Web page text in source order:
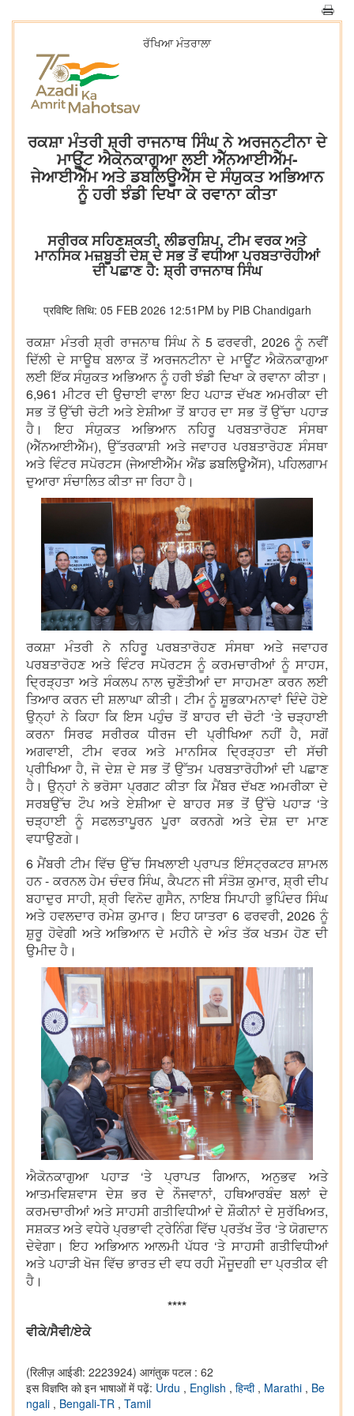
ਰੱਖਿਆ ਮੰਤਰਾਲਾ
ਰਕਸ਼ਾ ਮੰਤਰੀ ਸ਼੍ਰੀ ਰਾਜਨਾਥ ਸਿੰਘ ਨੇ ਅਰਜਨਟੀਨਾ ਦੇ
ਮਾਊਂਟ ਐਕੋਨਕਾਗੁਆ ਲਈ ਐੱਨਆਈਐੱਮ-
ਜੇਆਈਐੱਮ ਅਤੇ ਡਬਲਿਊਐੱਸ ਦੇ ਸੰਯੁਕਤ ਅਭਿਆਨ
ਨੂੰ ਹਰੀ ਝੰਡੀ ਦਿਖਾ ਕੇ ਰਵਾਨਾ ਕੀਤਾ
ਸਰੀਰਕ ਸਹਿਣਸ਼ਕਤੀ, ਲੀਡਰਸ਼ਿਪ, ਟੀਮ ਵਰਕ ਅਤੇ
ਮਾਨਸਿਕ ਮਜ਼ਬੂਤੀ ਦੇਸ਼ ਦੇ ਸਭ ਤੋਂ ਵਧੀਆ ਪਰਬਤਾਰੋਹੀਆਂ
ਦੀ ਪਛਾਣ ਹੈ: ਸ਼੍ਰੀ ਰਾਜਨਾਥ ਸਿੰਘ
प्रविष्टि तिथि: 05 FEB 2026 12:51PM by PIB Chandigarh
ਰਕਸ਼ਾ ਮੰਤਰੀ ਸ਼੍ਰੀ ਰਾਜਨਾਥ ਸਿੰਘ ਨੇ 5 ਫਰਵਰੀ, 2026 ਨੂੰ ਨਵੀਂ
ਦਿੱਲੀ ਦੇ ਸਾਊਥ ਬਲਾਕ ਤੋਂ ਅਰਜਨਟੀਨਾ ਦੇ ਮਾਊਂਟ ਐਕੋਨਕਾਗੁਆ
ਲਈ ਇੱਕ ਸੰਯੁਕਤ ਅਭਿਆਨ ਨੂੰ ਹਰੀ ਝੰਡੀ ਦਿਖਾ ਕੇ ਰਵਾਨਾ ਕੀਤਾ।
6,961 ਮੀਟਰ ਦੀ ਉਚਾਈ ਵਾਲਾ ਇਹ ਪਹਾੜ ਦੱਖਣ ਅਮਰੀਕਾ ਦੀ
ਸਭ ਤੋਂ ਉੱਚੀ ਚੋਟੀ ਅਤੇ ਏਸ਼ੀਆ ਤੋਂ ਬਾਹਰ ਦਾ ਸਭ ਤੋਂ ਉੱਚਾ ਪਹਾੜ
ਹੈ। ਇਹ ਸੰਯੁਕਤ ਅਭਿਆਨ ਨਹਿਰੂ ਪਰਬਤਾਰੋਹਣ ਸੰਸਥਾ
(ਐੱਨਆਈਐੱਮ), ਉੱਤਰਕਾਸ਼ੀ ਅਤੇ ਜਵਾਹਰ ਪਰਬਤਾਰੋਹਣ ਸੰਸਥਾ
ਅਤੇ ਵਿੰਟਰ ਸਪੋਰਟਸ (ਜੇਆਈਐੱਮ ਐਂਡ ਡਬਲਿਊਐੱਸ), ਪਹਿਲਗਾਮ
ਦੁਆਰਾ ਸੰਚਾਲਿਤ ਕੀਤਾ ਜਾ ਰਿਹਾ ਹੈ।
ਰਕਸ਼ਾ ਮੰਤਰੀ ਨੇ ਨਹਿਰੂ ਪਰਬਤਾਰੋਹਣ ਸੰਸਥਾ ਅਤੇ ਜਵਾਹਰ
ਪਰਬਤਾਰੋਹਣ ਅਤੇ ਵਿੰਟਰ ਸਪੋਰਟਸ ਨੂੰ ਕਰਮਚਾਰੀਆਂ ਨੂੰ ਸਾਹਸ,
ਦ੍ਰਿੜ੍ਹਤਾ ਅਤੇ ਸੰਕਲਪ ਨਾਲ ਚੁਣੌਤੀਆਂ ਦਾ ਸਾਹਮਣਾ ਕਰਨ ਲਈ
ਤਿਆਰ ਕਰਨ ਦੀ ਸ਼ਲਾਘਾ ਕੀਤੀ। ਟੀਮ ਨੂੰ ਸ਼ੂਭਕਾਮਨਾਵਾਂ ਦਿੰਦੇ ਹੋਏ
ਉਨ੍ਹਾਂ ਨੇ ਕਿਹਾ ਕਿ ਇਸ ਪਹੁੰਚ ਤੋਂ ਬਾਹਰ ਦੀ ਚੋਟੀ ‘ਤੇ ਚੜ੍ਹਾਈ
ਕਰਨਾ ਸਿਰਫ ਸਰੀਰਕ ਧੀਰਜ ਦੀ ਪ੍ਰੀਖਿਆ ਨਹੀਂ ਹੈ, ਸਗੋਂ
ਅਗਵਾਈ, ਟੀਮ ਵਰਕ ਅਤੇ ਮਾਨਸਿਕ ਦ੍ਰਿੜ੍ਹਤਾ ਦੀ ਸੱਚੀ
ਪ੍ਰੀਖਿਆ ਹੈ, ਜੋ ਦੇਸ਼ ਦੇ ਸਭ ਤੋਂ ਉੱਤਮ ਪਰਬਤਾਰੋਹੀਆਂ ਦੀ ਪਛਾਣ
ਹੈ। ਉਨ੍ਹਾਂ ਨੇ ਭਰੋਸਾ ਪ੍ਰਗਟ ਕੀਤਾ ਕਿ ਮੈਂਬਰ ਦੱਖਣ ਅਮਰੀਕਾ ਦੇ
ਸਰਬਉੱਚ ਟੌਪ ਅਤੇ ਏਸ਼ੀਆ ਦੇ ਬਾਹਰ ਸਭ ਤੋਂ ਉੱਚੇ ਪਹਾੜ ‘ਤੇ
ਚੜ੍ਹਾਈ ਨੂੰ ਸਫਲਤਾਪੂਰਨ ਪੂਰਾ ਕਰਨਗੇ ਅਤੇ ਦੇਸ਼ ਦਾ ਮਾਣ
ਵਧਾਉਣਗੇ।
6 ਮੈਂਬਰੀ ਟੀਮ ਵਿੱਚ ਉੱਚ ਸਿਖਲਾਈ ਪ੍ਰਾਪਤ ਇੰਸਟ੍ਰਕਟਰ ਸ਼ਾਮਲ
ਹਨ - ਕਰਨਲ ਹੇਮ ਚੰਦਰ ਸਿੰਘ, ਕੈਪਟਨ ਜੀ ਸੰਤੋਸ਼ ਕੁਮਾਰ, ਸ਼੍ਰੀ ਦੀਪ
ਬਹਾਦੁਰ ਸਾਹੀ, ਸ਼੍ਰੀ ਵਿਨੋਦ ਗੁਸੈਨ, ਨਾਇਬ ਸਿਪਾਹੀ ਭੁਪਿੰਦਰ ਸਿੰਘ
ਅਤੇ ਹਵਲਦਾਰ ਰਮੇਸ਼ ਕੁਮਾਰ। ਇਹ ਯਾਤਰਾ 6 ਫਰਵਰੀ, 2026 ਨੂੰ
ਸ਼ੁਰੂ ਹੋਵੇਗੀ ਅਤੇ ਅਭਿਆਨ ਦੇ ਮਹੀਨੇ ਦੇ ਅੰਤ ਤੱਕ ਖਤਮ ਹੋਣ ਦੀ
ਉਮੀਦ ਹੈ।
ਐਕੋਨਕਾਗੁਆ ਪਹਾੜ ‘ਤੇ ਪ੍ਰਾਪਤ ਗਿਆਨ, ਅਨੁਭਵ ਅਤੇ
ਆਤਮਵਿਸ਼ਵਾਸ ਦੇਸ਼ ਭਰ ਦੇ ਨੌਜਵਾਨਾਂ, ਹਥਿਆਰਬੰਦ ਬਲਾਂ ਦੇ
ਕਰਮਚਾਰੀਆਂ ਅਤੇ ਸਾਹਸੀ ਗਤੀਵਿਧੀਆਂ ਦੇ ਸ਼ੌਕੀਨਾਂ ਦੇ ਸੁਰੱਖਿਅਤ,
ਸਸ਼ਕਤ ਅਤੇ ਵਧੇਰੇ ਪ੍ਰਭਾਵੀ ਟ੍ਰੇਨਿੰਗ ਵਿੱਚ ਪ੍ਰਤੱਖ ਤੌਰ ‘ਤੇ ਯੋਗਦਾਨ
ਦੇਵੇਗਾ। ਇਹ ਅਭਿਆਨ ਆਲਮੀ ਪੱਧਰ ‘ਤੇ ਸਾਹਸੀ ਗਤੀਵਿਧੀਆਂ
ਅਤੇ ਪਹਾੜੀ ਖੋਜ ਵਿੱਚ ਭਾਰਤ ਦੀ ਵਧ ਰਹੀ ਮੌਜੂਦਗੀ ਦਾ ਪ੍ਰਤੀਕ ਵੀ
ਹੈ।
****
ਵੀਕੇ/ਸੈਵੀ/ਏਕੇ
(रिलीज़ आईडी: 2223924) आगंतुक पटल : 62
इस विज्ञप्ति को इन भाषाओं में पढ़ें: Urdu , English , हिन्दी , Marathi , Be
ngali , Bengali-TR , Tamil